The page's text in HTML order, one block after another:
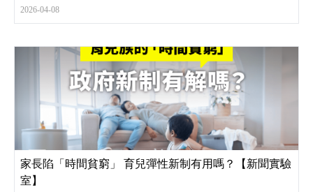
2026-04-08
家長陷「時間貧窮」 育兒彈性新制有用嗎？【新聞實驗
室】